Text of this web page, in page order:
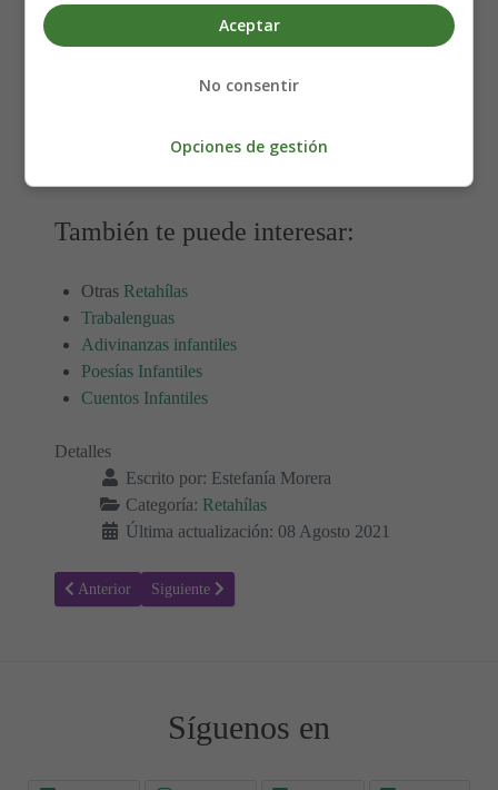
que nunca se peina,
Al trote, al trote, al trote.
También te puede interesar:
Otras Retahílas
Trabalenguas
Adivinanzas infantiles
Poesías Infantiles
Cuentos Infantiles
Detalles
Escrito por: Estefanía Morera
Categoría: Retahílas
Última actualización: 08 Agosto 2021
Artículo anterior: Para saltar a la comba o soga - Retahílas
Anterior Artículo siguiente: Juegos para manos y dedos -
Siguiente
Síguenos en
Aceptar
No consentir
Opciones de gestión